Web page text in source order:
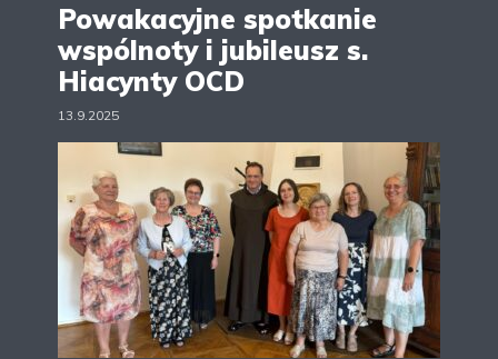
Powakacyjne spotkanie
wspólnoty i jubileusz s.
Hiacynty OCD
13.9.2025